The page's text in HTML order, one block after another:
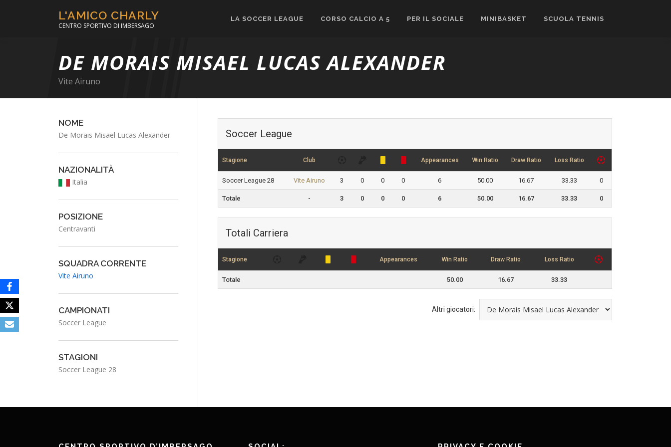
L'AMICO CHARLY
CENTRO SPORTIVO DI IMBERSAGO
LA SOCCER LEAGUE CORSO CALCIO A 5 PER IL SOCIALE MINIBASKET SCUOLA TENNIS
DE MORAIS MISAEL LUCAS ALEXANDER
Vite Airuno
Soccer League
Stagione Club Appearances Win Ratio Draw Ratio Loss Ratio
Soccer League 28 Vite Airuno 3 0 0 0 6 50.00 16.67 33.33 0
Totale - 3 0 0 0 6 50.00 16.67 33.33 0
Totali Carriera
Stagione Appearances Win Ratio Draw Ratio Loss Ratio
Totale 50.00 16.67 33.33
Altri giocatori:
NOME
De Morais Misael Lucas Alexander
NAZIONALITÀ
Italia
POSIZIONE
Centravanti
SQUADRA CORRENTE
Vite Airuno
CAMPIONATI
Soccer League
STAGIONI
Soccer League 28